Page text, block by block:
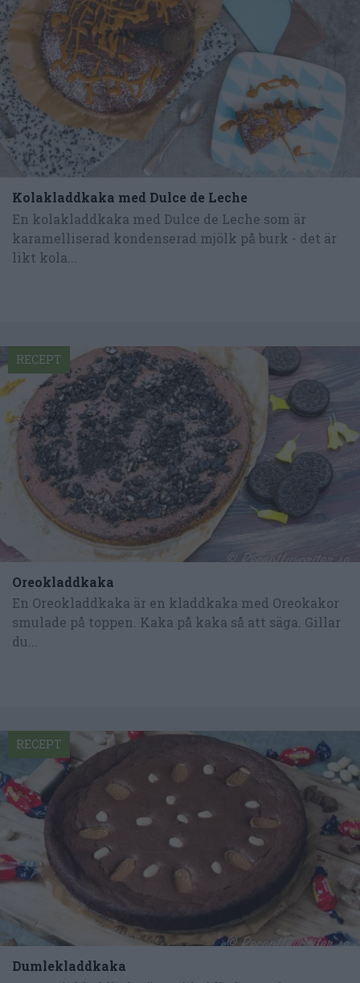
Kolakladdkaka med Dulce de Leche
En kolakladdkaka med Dulce de Leche som är
karamelliserad kondenserad mjölk på burk - det är
likt kola...
Oreokladdkaka
En Oreokladdkaka är en kladdkaka med Oreokakor
smulade på toppen. Kaka på kaka så att säga. Gillar
du...
RECEPT
Dumlekladdkaka
RECEPT